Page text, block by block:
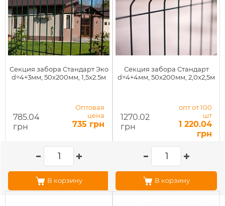
Секция забора Стандарт Эко
d=4+3мм, 50x200мм, 1,5x2.5м
785.04
грн
Оптовая
цена
735 грн
В корзину
Секция забора Стандарт
d=4+4мм, 50x200мм, 2,0x2,5м
1270.02
грн
опт от 100
шт
1 220.04
грн
В корзину